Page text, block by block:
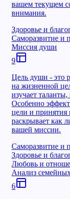
вашем текущем
внимания.
Здоровье и
Саморазвитие и
Миссия души
9
Цель души - это
на жизненной
изучает
Особенно
цели и
раскрывает как
вашей миссии.
Саморазвитие и
Здоровье и
Любовь и
Анализ
6